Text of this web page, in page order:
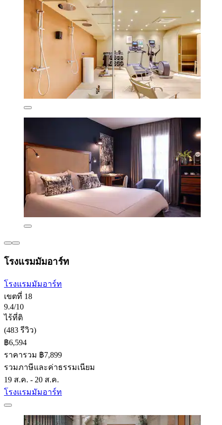
โรงแรมมัมอาร์ท
โรงแรมมัมอาร์ท
เขตที่ 18
9.4/10
ไร้ที่ติ
(483 รีวิว)
฿6,594
ราคารวม ฿7,899
รวมภาษีและค่าธรรมเนียม
19 ส.ค. - 20 ส.ค.
โรงแรมมัมอาร์ท